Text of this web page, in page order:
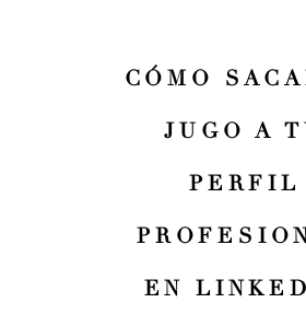
CÓMO
JUGO A
PERFIL
EN